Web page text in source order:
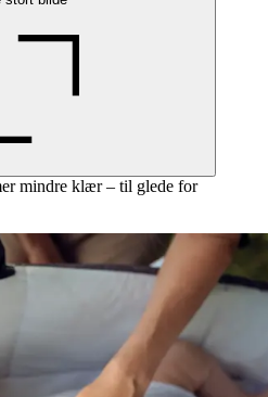
mindre klær – til glede for